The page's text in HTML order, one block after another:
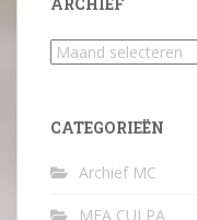
Archief
CATEGORIEËN
Archief MC
MEA CULPA